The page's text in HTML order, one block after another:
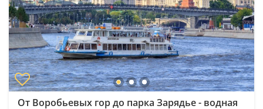
От Воробьевых гор до парка Зарядье - водная